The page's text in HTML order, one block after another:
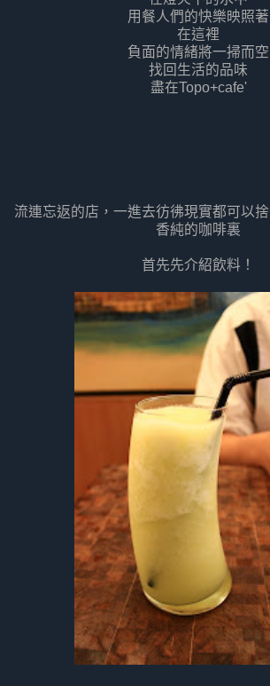
用餐人們的快樂映照著
在這裡
負面的情緒將一掃而空
找回生活的品味
盡在Topo+cafe'
流連忘返的店，一進去彷彿現實都可以
香純的咖啡裏
首先先介紹飲料！